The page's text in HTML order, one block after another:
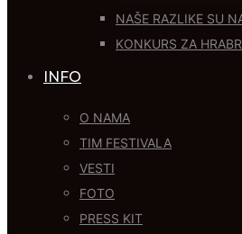
NAŠE RAZLIKE SU
KONKURS ZA
INFO
O NAMA
TIM FESTIVALA
VESTI
FOTO
PRESS KIT